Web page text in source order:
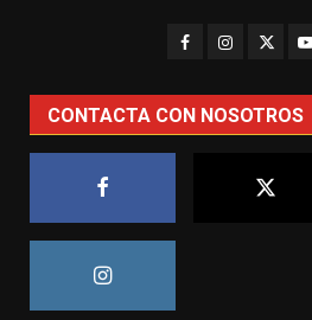
CONTACTA CON NOSOTROS